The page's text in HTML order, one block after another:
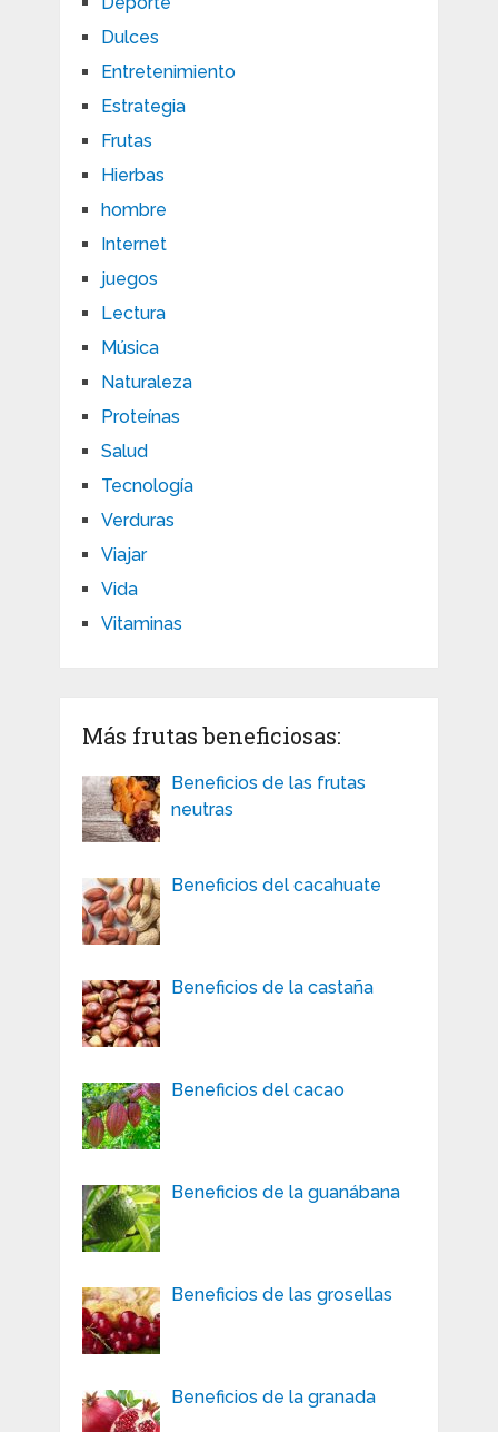
Dulces
Entretenimiento
Estrategia
Frutas
Hierbas
hombre
Internet
juegos
Lectura
Música
Naturaleza
Proteínas
Salud
Tecnología
Verduras
Viajar
Vida
Vitaminas
Más frutas beneficiosas:
Beneficios de las frutas
neutras
Beneficios del cacahuate
Beneficios de la castaña
Beneficios del cacao
Beneficios de la guanábana
Beneficios de las grosellas
Beneficios de la granada